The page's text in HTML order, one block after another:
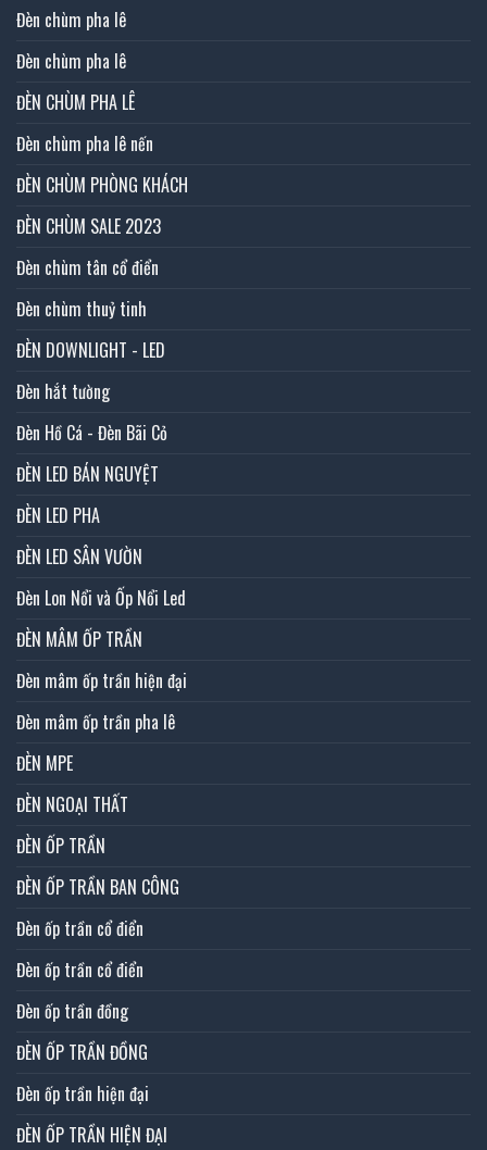
Đèn chùm pha lê
Đèn chùm pha lê
ĐÈN CHÙM PHA LÊ
Đèn chùm pha lê nến
ĐÈN CHÙM PHÒNG KHÁCH
ĐÈN CHÙM SALE 2023
Đèn chùm tân cổ điển
Đèn chùm thuỷ tinh
ĐÈN DOWNLIGHT - LED
Đèn hắt tường
Đèn Hồ Cá - Đèn Bãi Cỏ
ĐÈN LED BÁN NGUYỆT
ĐÈN LED PHA
ĐÈN LED SÂN VƯỜN
Đèn Lon Nổi và Ốp Nổi Led
ĐÈN MÂM ỐP TRẦN
Đèn mâm ốp trần hiện đại
Đèn mâm ốp trần pha lê
ĐÈN MPE
ĐÈN NGOẠI THẤT
ĐÈN ỐP TRẦN
ĐÈN ỐP TRẦN BAN CÔNG
Đèn ốp trần cổ điển
Đèn ốp trần cổ điển
Đèn ốp trần đồng
ĐÈN ỐP TRẦN ĐỒNG
Đèn ốp trần hiện đại
ĐÈN ỐP TRẦN HIỆN ĐẠI